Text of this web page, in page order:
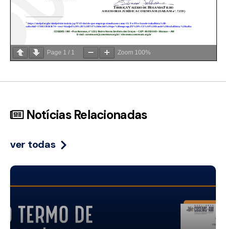
Page 1 / 1 Zoom 100%
Notícias Relacionadas
ver todas